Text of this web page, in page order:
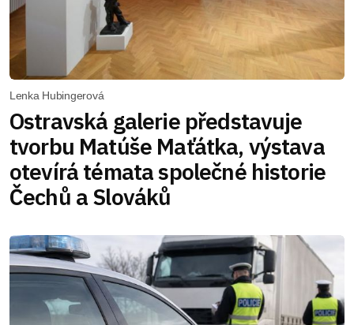
Lenka Hubingerová
Ostravská galerie představuje
tvorbu Matúše Maťátka, výstava
otevírá témata společné historie
Čechů a Slováků